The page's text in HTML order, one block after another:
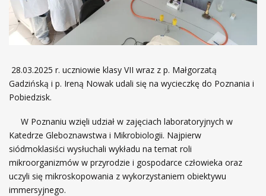
28.03.2025 r. uczniowie klasy VII wraz z p. Małgorzatą
Gadzińską i p. Ireną Nowak udali się na wycieczkę do Poznania i
Pobiedzisk.
W Poznaniu wzięli udział w zajęciach laboratoryjnych w
Katedrze Gleboznawstwa i Mikrobiologii. Najpierw
siódmoklasiści wysłuchali wykładu na temat roli
mikroorganizmów w przyrodzie i gospodarce człowieka oraz
uczyli się mikroskopowania z wykorzystaniem obiektywu
immersyjnego.